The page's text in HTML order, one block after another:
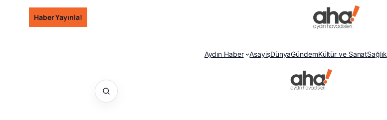
İçeriğeHaber Yayınla!
Aydın Haber AsayişDünyaGündemKültür ve SanatSağlık